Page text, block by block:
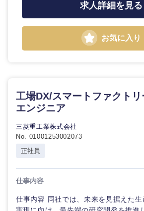
愛媛
求人詳細を見る
お気に入り
工場DX/スマートファクト
エンジニア
三菱重工業株式会社
No. 01001253002073
正社員
仕事内容
仕事内容 同社では、未来を見据えた